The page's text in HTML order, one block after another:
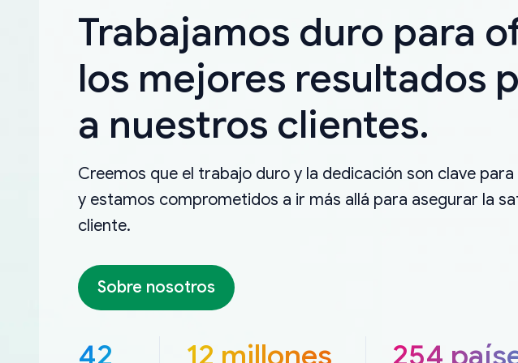
Trabajamos duro para
los mejores resultados
a nuestros clientes.
Creemos que el trabajo duro y la dedicación son clave
y estamos comprometidos a ir más allá para asegurar la
cliente.
Sobre nosotros
42 12 millones 254